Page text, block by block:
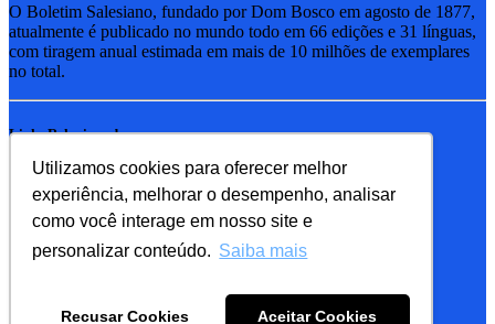
Utilizamos cookies para oferecer melhor
experiência, melhorar o desempenho, analisar
como você interage em nosso site e
personalizar conteúdo. Saiba mais
Recusar Cookies Aceitar Cookies
O Boletim Salesiano, fundado por Dom Bosco em agosto de 1877,
atualmente é publicado no mundo todo em 66 edições e 31 línguas,
com tiragem anual estimada em mais de 10 milhões de exemplares
no total.
Links Relacionados
RSB - Rede Salesiana Brasil
EDEBE - Editora
UPV - União pela Vida
Familia Salesiana
SDB - Salesianos de Dom Bosco